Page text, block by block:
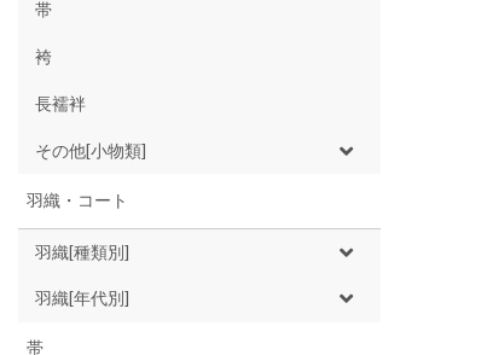
帯
袴
長襦袢
その他[小物類]
羽織・コート
羽織[種類別]
羽織[年代別]
帯